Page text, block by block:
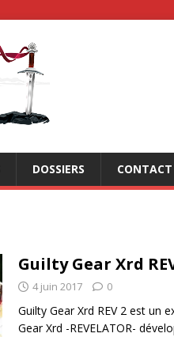
DOSSIERS CONTACT
Guilty Gear Xrd
4 juin 2017 0
Guilty Gear Xrd REV 2 est un
Gear Xrd -REVELATOR-